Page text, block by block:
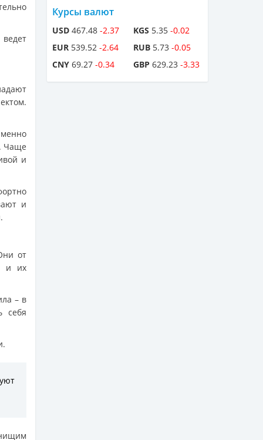
Чаще
и
и
от
и их
– в
себя
Курсы валют
USD 467.48 -2.37
EUR 539.52 -2.64
CNY 69.27 -0.34
KGS 5.35 -0.02
RUB 5.73 -0.05
GBP 629.23 -3.33